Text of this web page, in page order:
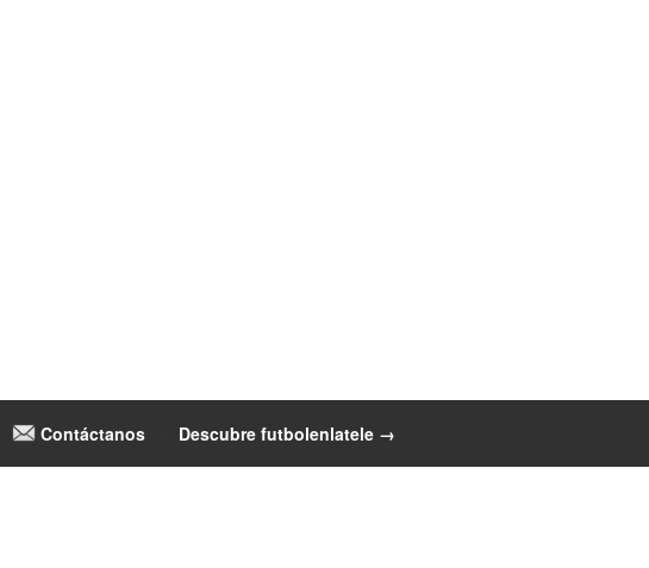
Contáctanos Descubre futbolenlatele →